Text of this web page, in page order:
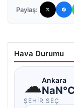
Paylaş:
Hava Durumu
☁Ankara
NaN°C
ŞEHIR SEÇ